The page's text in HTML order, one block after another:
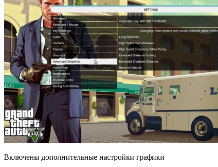
Включены дополнительные настройки графики